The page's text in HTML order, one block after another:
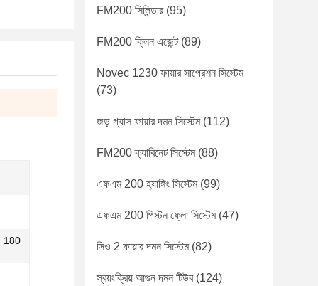
​​180
FM200 সিলিন্ডার(95)
FM200 ক্লিন এজেন্ট(89)
Novec 1230 ফায়ার সাপ্রেশন সিস্টেম
(73)
জড় গ্যাস ফায়ার দমন সিস্টেম(112)
FM200 ক্যাবিনেট সিস্টেম(88)
এফএম 200 হ্যাঙ্গিং সিস্টেম(99)
এফএম 200 পিস্টন ফ্লো সিস্টেম(47)
সিও 2 ফায়ার দমন সিস্টেম(82)
স্বয়ংক্রিয় আগুন দমন টিউব(124)